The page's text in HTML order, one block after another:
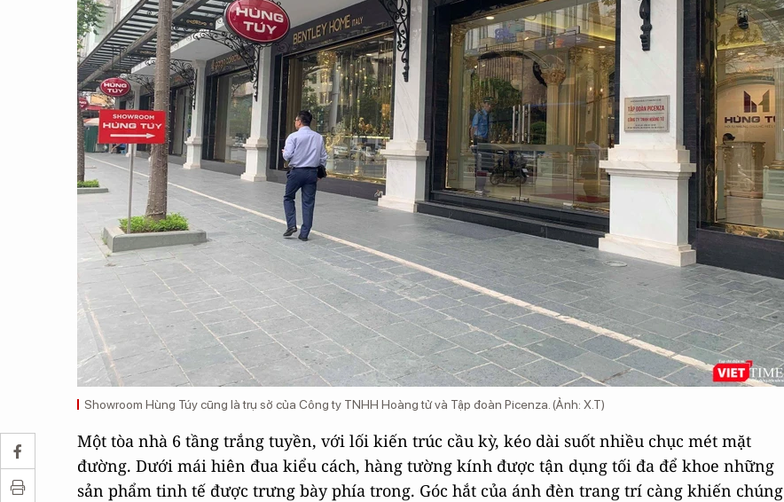
Showroom Hùng Túy cũng là trụ sở của Công ty TNHH Hoàng tử và Tập đoàn Picenza. (Ảnh: X.T)
Một tòa nhà 6 tầng trắng tuyền, với lối kiến trúc cầu kỳ, kéo dài suốt nhiều chục mét mặt
đường. Dưới mái hiên đua kiểu cách, hàng tường kính được tận dụng tối đa để khoe những
sản phẩm tinh tế được trưng bày phía trong. Góc hắt của ánh đèn trang trí càng khiến chúng